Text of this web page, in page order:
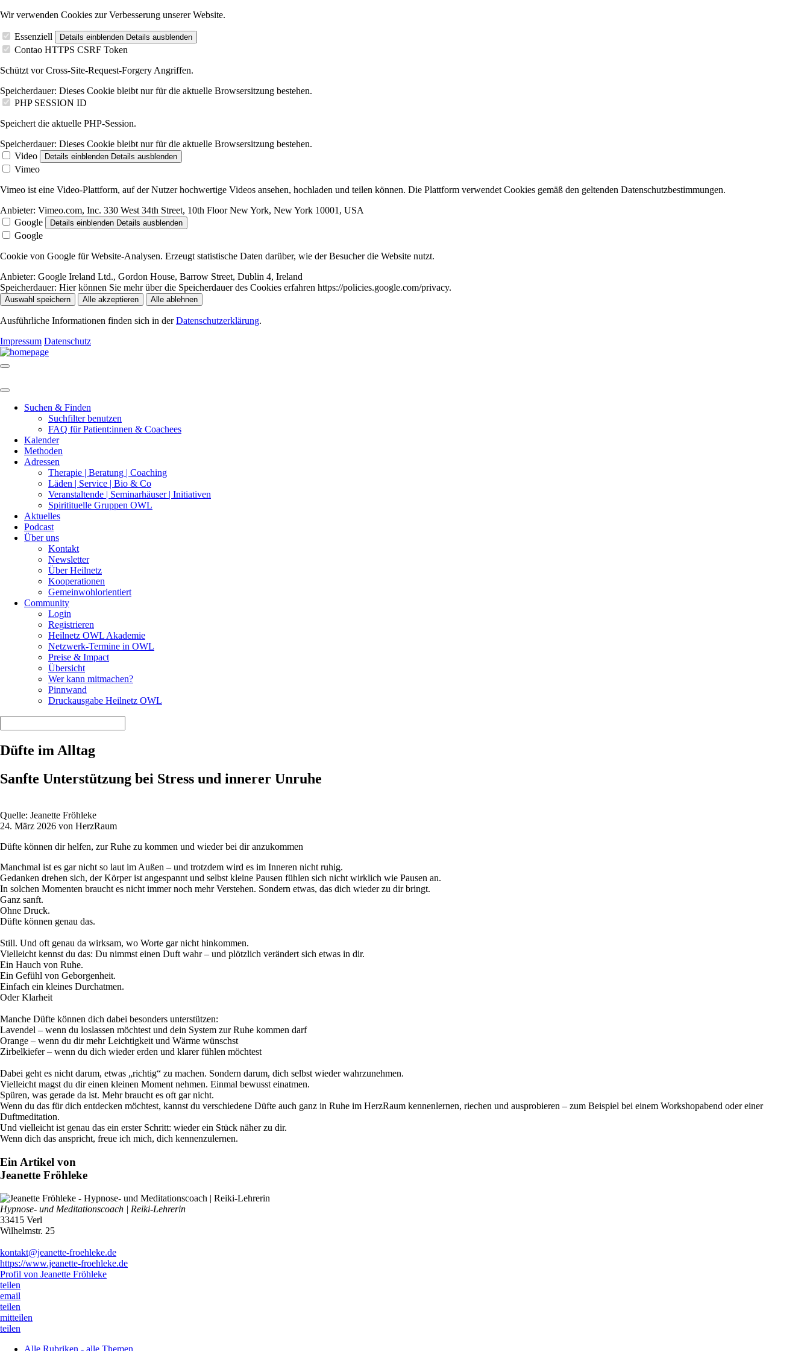
Wir verwenden Cookies zur Verbesserung unserer Website.
Essenziell Details einblenden Details ausblenden
Contao HTTPS CSRF Token
Schützt vor Cross-Site-Request-Forgery Angriffen.
Speicherdauer: Dieses Cookie bleibt nur für die aktuelle Browsersitzung bestehen.
PHP SESSION ID
Speichert die aktuelle PHP-Session.
Speicherdauer: Dieses Cookie bleibt nur für die aktuelle Browsersitzung bestehen.
Video
Details einblenden Details ausblenden
Vimeo
Vimeo ist eine Video-Plattform, auf der Nutzer hochwertige Videos ansehen, hochladen und teilen können. Die Plattform verwendet Cookies gemäß den geltenden Datenschutzbestimmungen.
Anbieter: Vimeo.com, Inc. 330 West 34th Street, 10th Floor New York, New York 10001, USA
Google
Details einblenden Details ausblenden
Google
Cookie von Google für Website-Analysen. Erzeugt statistische Daten darüber, wie der Besucher die Website nutzt.
Anbieter: Google Ireland Ltd., Gordon House, Barrow Street, Dublin 4, Ireland
Speicherdauer: Hier können Sie mehr über die Speicherdauer des Cookies erfahren https://policies.google.com/privacy.
Auswahl speichern Alle akzeptieren Alle ablehnen
Ausführliche Informationen finden sich in derDatenschutzerklärung.
Impressum Datenschutz
Suchen & Finden
Suchfilter benutzen
FAQ für Patient:innen & Coachees
Kalender
Methoden
Adressen
Therapie | Beratung | Coaching
Läden | Service | Bio & Co
Veranstaltende | Seminarhäuser | Initiativen
Spiritituelle Gruppen OWL
Aktuelles
Podcast
Über uns
Kontakt
Newsletter
Über Heilnetz
Kooperationen
Gemeinwohlorientiert
Community
Login
Registrieren
Heilnetz OWL Akademie
Netzwerk-Termine in OWL
Preise & Impact
Übersicht
Wer kann mitmachen?
Pinnwand
Druckausgabe Heilnetz OWL
Düfte im Alltag
Sanfte Unterstützung bei Stress und innerer Unruhe
Quelle: Jeanette Fröhleke
24. März 2026 von HerzRaum
Düfte können dir helfen, zur Ruhe zu kommen und wieder bei dir anzukommen
Manchmal ist es gar nicht so laut im Außen – und trotzdem wird es im Inneren nicht ruhig.
Gedanken drehen sich, der Körper ist angespannt und selbst kleine Pausen fühlen sich nicht wirklich wie Pausen an.
In solchen Momenten braucht es nicht immer noch mehr Verstehen. Sondern etwas, das dich wieder zu dir bringt.
Ganz sanft.
Ohne Druck.
Düfte können genau das.
Still. Und oft genau da wirksam, wo Worte gar nicht hinkommen.
Vielleicht kennst du das: Du nimmst einen Duft wahr – und plötzlich verändert sich etwas in dir.
Ein Hauch von Ruhe.
Ein Gefühl von Geborgenheit.
Einfach ein kleines Durchatmen.
Oder Klarheit
Manche Düfte können dich dabei besonders unterstützen:
Lavendel – wenn du loslassen möchtest und dein System zur Ruhe kommen darf
Orange – wenn du dir mehr Leichtigkeit und Wärme wünschst
Zirbelkiefer – wenn du dich wieder erden und klarer fühlen möchtest
Dabei geht es nicht darum, etwas „richtig“ zu machen. Sondern darum, dich selbst wieder wahrzunehmen.
Vielleicht magst du dir einen kleinen Moment nehmen. Einmal bewusst einatmen.
Spüren, was gerade da ist. Mehr braucht es oft gar nicht.
Wenn du das für dich entdecken möchtest, kannst du verschiedene Düfte auch ganz in Ruhe im HerzRaum kennenlernen, riechen und ausprobieren – zum Beispiel bei einem Workshopabend oder einer
Duftmeditation.
Und vielleicht ist genau das ein erster Schritt: wieder ein Stück näher zu dir.
Wenn dich das anspricht, freue ich mich, dich kennenzulernen.
Ein Artikel von
Jeanette Fröhleke
Hypnose- und Meditationscoach | Reiki-Lehrerin
33415 Verl
Wilhelmstr. 25
kontakt@jeanette-froehleke.de
https://www.jeanette-froehleke.de
Profil von Jeanette Fröhleke
teilen
email
teilen
mitteilen
teilen